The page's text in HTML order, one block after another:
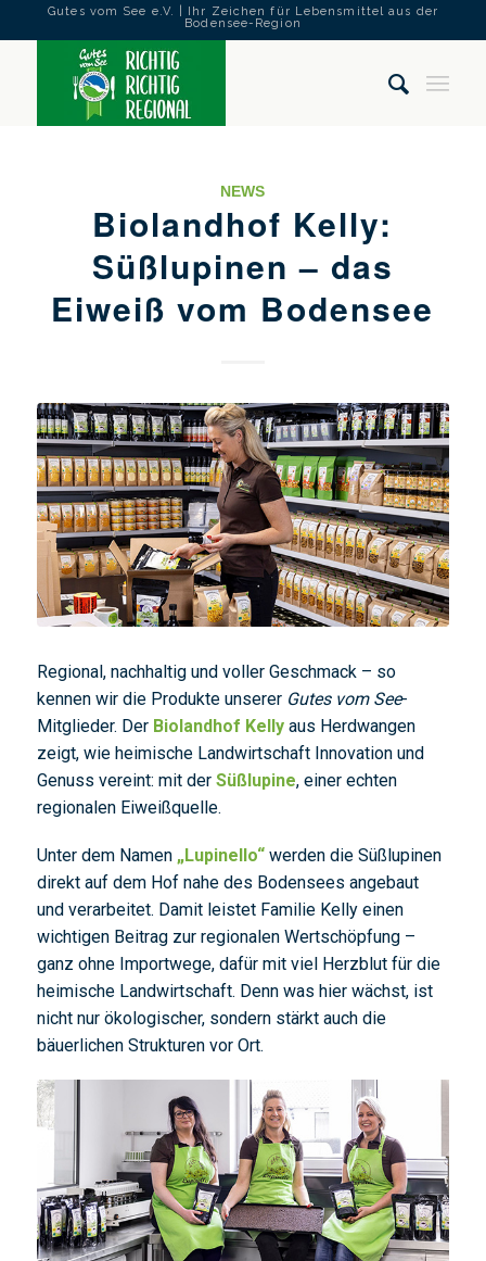
Gutes vom See e.V. | Ihr Zeichen für Lebensmittel aus der
Bodensee-Region
NEWS
Biolandhof Kelly:
Süßlupinen – das
Eiweiß vom Bodensee
Regional, nachhaltig und voller Geschmack – so
kennen wir die Produkte unserer Gutes vom See-
Mitglieder. Der Biolandhof Kellyaus Herdwangen
zeigt, wie heimische Landwirtschaft Innovation und
Genuss vereint: mit der Süßlupine, einer echten
regionalen Eiweißquelle.
Unter dem Namen „Lupinello“werden die Süßlupinen
direkt auf dem Hof nahe des Bodensees angebaut
und verarbeitet. Damit leistet Familie Kelly einen
wichtigen Beitrag zur regionalen Wertschöpfung –
ganz ohne Importwege, dafür mit viel Herzblut für die
heimische Landwirtschaft. Denn was hier wächst, ist
nicht nur ökologischer, sondern stärkt auch die
bäuerlichen Strukturen vor Ort.